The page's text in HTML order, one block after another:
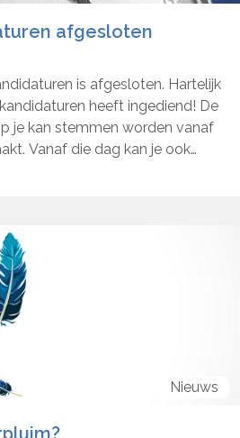
afgesloten
is afgesloten. Hartelijk
heeft ingediend! De
je kan stemmen worden vanaf
Vanaf die dag kan je ook
Nieuws